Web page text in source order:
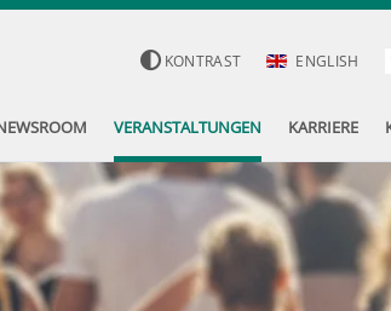
KONTRAST ENGLISH
VERANSTALTUNGEN KARRIERE